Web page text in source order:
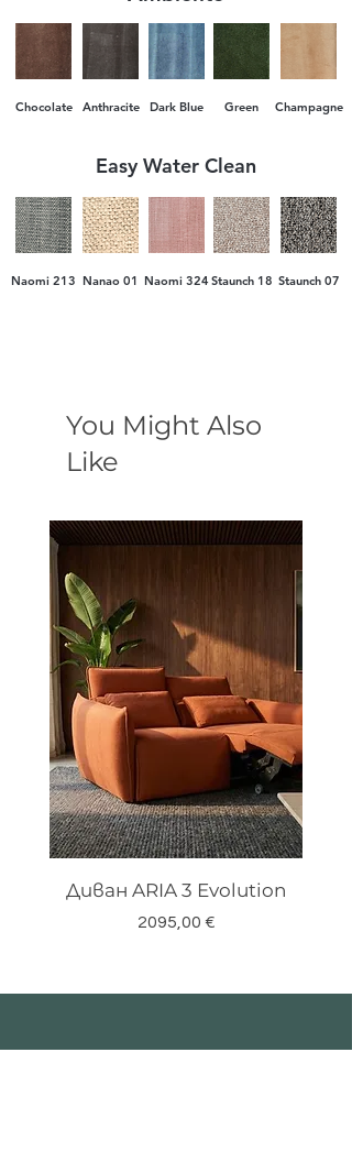
доставка.
Dark Blue
Anthracite
Chocolate Green Champagne
Easy Water Clean
Staunch 07
Staunch 18
Naomi 324
Nanao 01
Naomi 213
You Might Also
Like
Диван ARIA 3 Evolution
Цена
2095,00 €
Запишете се за